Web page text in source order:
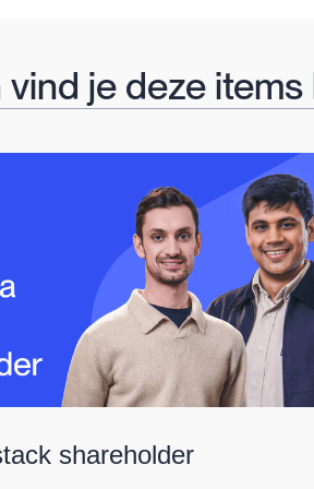
je deze items
shareholder